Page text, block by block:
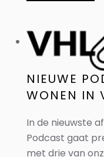
NIEUWE
WONEN IN
In de nieuwste
Podcast gaat
met drie van